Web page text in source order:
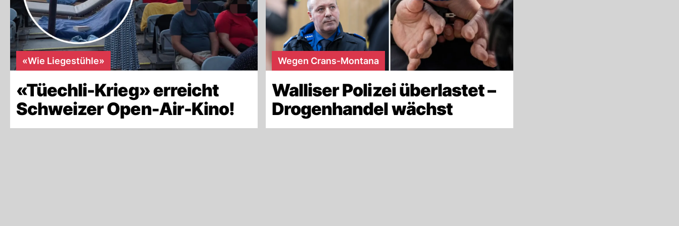
«Wie Liegestühle»
«Tüechli-Krieg» erreicht
Schweizer Open-Air-Kino!
Wegen Crans-Montana
Walliser Polizei überlastet –
Drogenhandel wächst